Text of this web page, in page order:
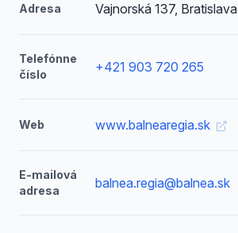
Adresa Vajnorská 137, Bratislava
Telefónne
číslo
+421 903 720 265
Web www.balnearegia.sk
E-mailová
adresa
balnea.regia@balnea.sk